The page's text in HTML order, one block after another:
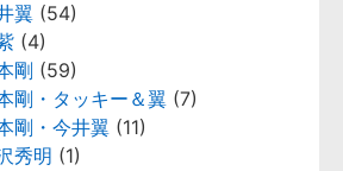
翼 (54)
(4)
剛 (59)
剛・タッキー＆翼 (7)
剛・今井翼 (11)
秀明 (1)